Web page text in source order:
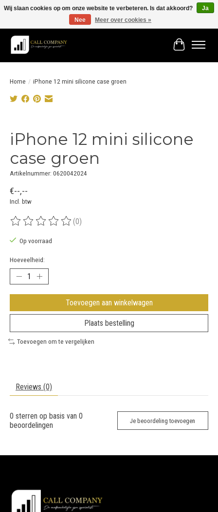
Vóór 19:00 besteld morgen in huis!
Winkelwagen
Home / iPhone 12 mini silicone case groen
iPhone 12 mini silicone
case groen
Artikelnummer: 0620042024
€--,--
Incl. btw
De beoordeling van dit product is
(0)
Op voorraad
Hoeveelheid:
Toevoegen aan winkelwagen
Plaats bestelling
Toevoegen om te vergelijken
Reviews (0)
0 sterren op basis van 0
beoordelingen
Je beoordeling toevoegen
Wij slaan cookies op om onze website te verbeteren. Is dat akkoord?
Ja
Nee
Meer over cookies »